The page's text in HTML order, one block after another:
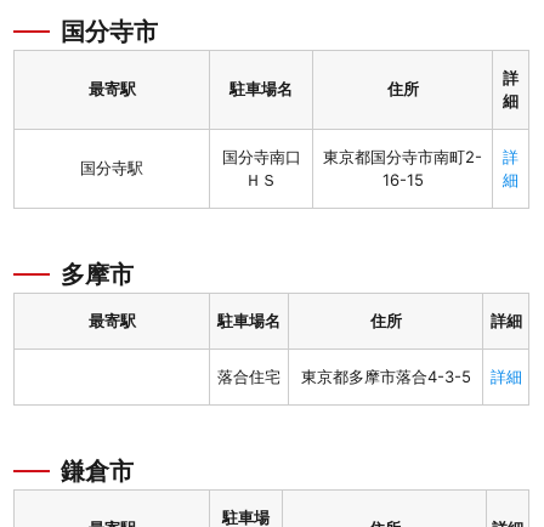
国分寺市
最寄駅 駐車場名 住所
詳
細
国分寺駅
国分寺南口
ＨＳ
東京都国分寺市南町2-
16-15
詳
細
多摩市
最寄駅 駐車場名 住所 詳細
落合住宅 東京都多摩市落合4-3-5 詳細
鎌倉市
駐車場